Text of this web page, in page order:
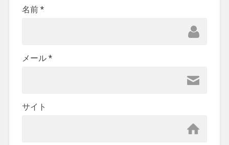
名前 *
メール *
サイト